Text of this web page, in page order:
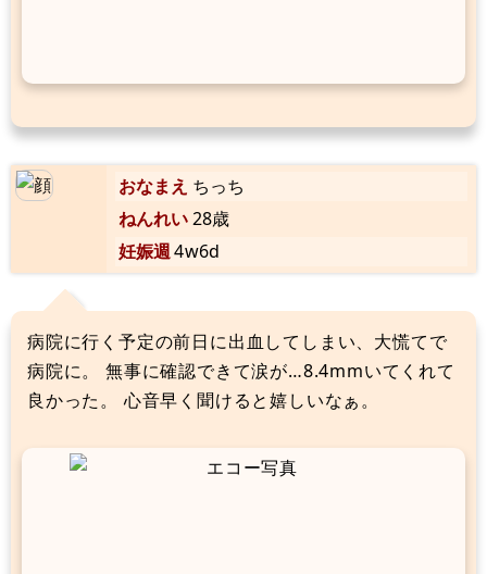
おなまえ ちっち
ねんれい28歳
妊娠週4w6d
病院に行く予定の前日に出血してしまい、大慌てで
病院に。 無事に確認できて涙が…8.4mmいてくれて
良かった。 心音早く聞けると嬉しいなぁ。